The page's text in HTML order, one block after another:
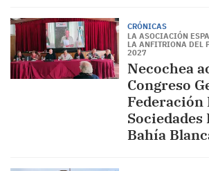
CRÓNICAS
LA ASOCIACIÓN
LA ANFITRIONA DEL
2027
Necochea
Congreso
Federación
Sociedades
Bahía